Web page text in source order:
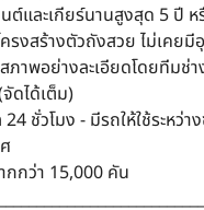
ต์และเกียร์นานสูงสุด 5 ปี
ครงสร้างตัวถังสวย ไม่เคย
ภาพอย่างละเอียดโดยทีมช่
ดได้เต็ม)
ชั่วโมง - มีรถให้ใช้ระหว่า
กกว่า 15,000 คัน